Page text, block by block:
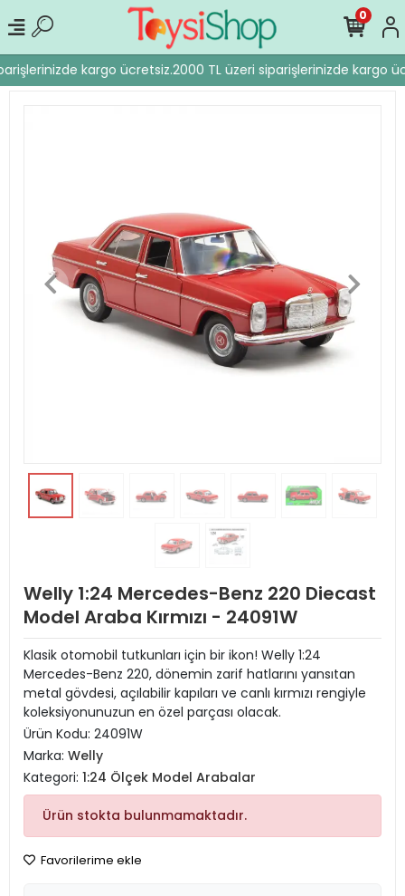
kargo ücretsiz.2000 TL üzeri siparişlerinizde kargo
0
Welly 1:24 Mercedes-Benz 220 Diecast
Model Araba Kırmızı - 24091W
Klasik otomobil tutkunları için bir ikon! Welly 1:24
Mercedes-Benz 220, dönemin zarif hatlarını yansıtan
metal gövdesi, açılabilir kapıları ve canlı kırmızı rengiyle
koleksiyonunuzun en özel parçası olacak.
Ürün Kodu: 24091W
Marka: Welly
Kategori: 1:24 Ölçek Model Arabalar
Ürün stokta bulunmamaktadır.
Favorilerime ekle